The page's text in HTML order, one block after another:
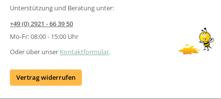
Unterstützung und Beratung unter:
+49 (0) 2921 - 66 39 50
Mo-Fr: 08:00 - 15:00 Uhr
Oder über unser Kontaktformular.
Vertrag widerrufen